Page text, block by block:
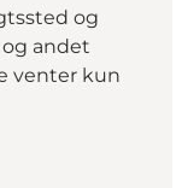
og
andet
venter kun